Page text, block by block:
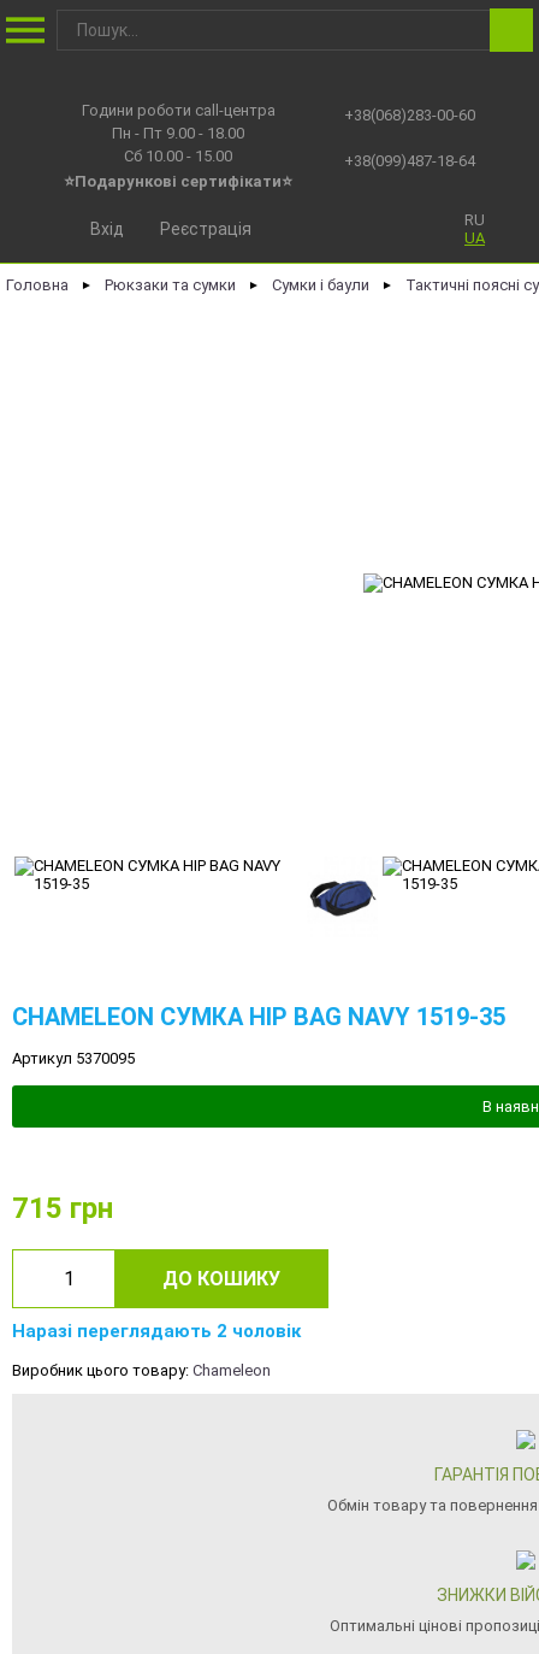
Години роботи call-центра
Пн - Пт 9.00 - 18.00
Сб 10.00 - 15.00
⭐Подарункові сертифікати⭐
+38(068)283-00-60
+38(099)487-18-64
RU
UA
Вхід Реєстрація
Головна ► Рюкзаки та сумки ► Сумки і баули ► Тактичні поясні
CHAMELEON СУМКА HIP BAG NAVY 1519-35
Артикул 5370095
В
715 грн
ДО КОШИКУ
Наразі переглядають 2 чоловік
Виробник цього товару: Chameleon
ГАРАНТІЯ
Обмін товару та
ЗНИЖКИ
Оптимальні цінові